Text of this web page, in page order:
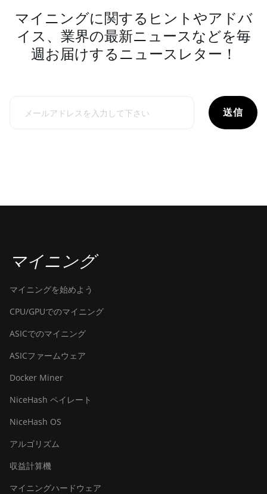
マイニングに関するヒントやアドバ
イス、業界の最新ニュースなどを毎
週お届けするニュースレター！
送信
マイニング
マイニングを始めよう
CPU/GPUでのマイニング
ASICでのマイニング
ASICファームウェア
Docker Miner
NiceHash ペイレート
NiceHash OS
アルゴリズム
収益計算機
マイニングハードウェア